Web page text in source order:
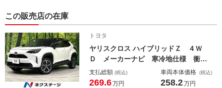
この販売店の在庫
トヨタ
ヤリスクロス ハイブリッドＺ ４Ｗ
Ｄ メーカーナビ 寒冷地仕様 衝突
軽減 レーダークルーズ バックカメ
ラ 禁煙車 パワーシート シートヒ
支払総額 (税込)
269.6万円
車両本体価格 (税込)
258.2万円